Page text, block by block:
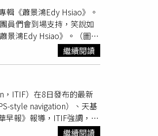
人演唱會舞台最珍貴的養
（圖／侯世駿攝）
，前身為EP100）倡議
優化能源管理外，更透過
台唯一所有據點均取得
票30%可認列為「綠色採
競爭力」為核心理念，遠
。首創百貨業永續智識
留停職代津貼與縮短工時
飲食料理競賽活動開跑！
，讓消費者品嚐在地永續
活與永續消費。自2007年
料理競賽」，累積觸及超
輯《蕭景鴻Edy Hsiao》。
員們會到場支持，笑說如
景鴻Edy Hsiao》。（圖／
聚在一起，沒有Energy就沒
群組，平常都會聊天。」
太多合作與私交，「可以
給吳建豪，阿弟笑說自己
畢竟大家都是成年人
對方的角度去看事情，婚
藝校，喜歡唱歌、跳舞，
繼續閱讀
ITIF）在8日發布的最新
style navigation）、天基
早報》報導，ITIF強調，在
差距。該報告也示警：
繼續閱讀